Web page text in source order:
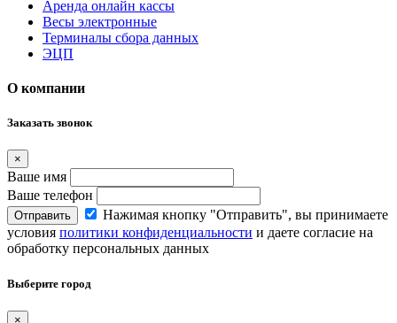
Аренда онлайн кассы
Весы электронные
Терминалы сбора данных
ЭЦП
О компании
Заказать звонок
×
Ваше имя
Ваше телефон
Отправить
Нажимая кнопку "Отправить", вы принимаете
условия политики конфиденциальности и даете согласие на
обработку персональных данных
Выберите город
×